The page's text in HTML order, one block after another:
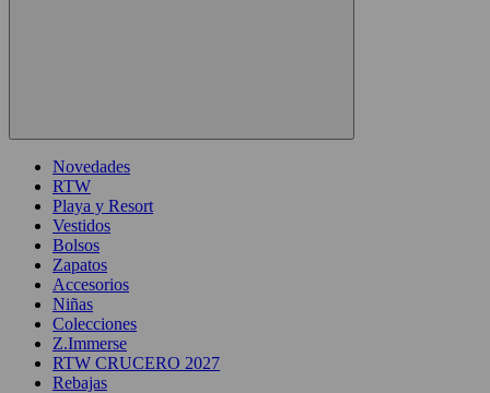
Novedades
RTW
Playa y Resort
Vestidos
Bolsos
Zapatos
Accesorios
Niñas
Colecciones
Z.Immerse
RTW CRUCERO 2027
Rebajas